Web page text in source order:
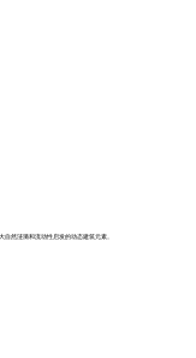
然涟漪和流动性启发的动态建筑元素。